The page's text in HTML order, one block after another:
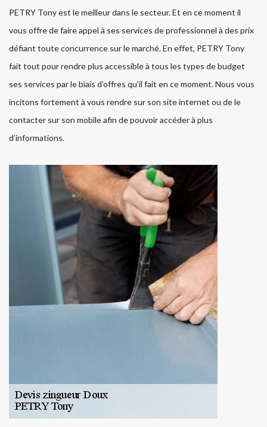
PETRY Tony est le meilleur dans le secteur. Et en ce moment il
vous offre de faire appel à ses services de professionnel à des prix
défiant toute concurrence sur le marché. En effet, PETRY Tony
fait tout pour rendre plus accessible à tous les types de budget
ses services par le biais d’offres qu’il fait en ce moment. Nous vous
incitons fortement à vous rendre sur son site internet ou de le
contacter sur son mobile afin de pouvoir accéder à plus
d’informations.